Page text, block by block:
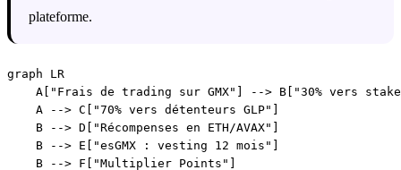
plateforme.
graph LR
A["Frais de trading sur GMX"] --> B["30% vers
    A --> C["70% vers détenteurs GLP"]
    B --> D["Récompenses en ETH/AVAX"]
    B --> E["esGMX : vesting 12 mois"]
    B --> F["Multiplier Points"]